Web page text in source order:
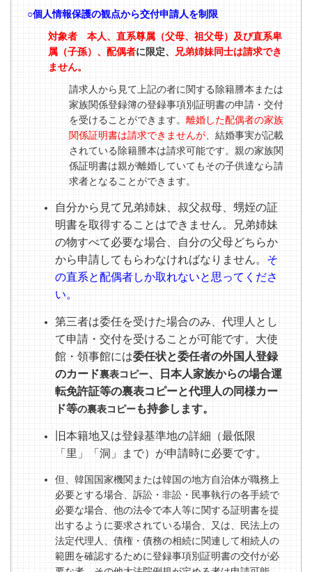
○個人情報保護の観点から交付申請人を制限
対象者 本人、直系尊属（父母、祖父母）及び直系卑
属（子孫）、配偶者に限定、
兄弟姉妹同士は請求でき
ません。
請求人から見て上記の者に関する除籍謄本または
家族関係登録簿の登録事項別証明書の申請・交付
を受けることができます。 離婚した配偶者の家族
関係証明書は請求できませんが、 結婚事実が記載
されている除籍謄本は請求可能です。親の家族関
係証明書は親が離婚していてもその子供達なら請
求者となることができます。
自分から見て兄弟姉妹、叔父叔母、甥姪の証
明書を取得することはできません。兄弟姉妹
の物すべて必要な場合、自分の父母どちらか
から申請してもらわなければなりません。 そ
の直系と配偶者しか取れないと思ってくださ
い。
第三者は委任を受けた場合のみ、代理人とし
て申請・交付を受けることが可能です。大使
館・領事館には委任状と委任者の外国人登録
のカード裏表コピー、日本人家族からの場合運
転免許証等の裏表コピーと代理人の同様カー
ド等の裏表コピーも持参します。
旧本籍地又は登録基準地の詳細（最低限
「里」「洞」まで）が申請時に必要です。
但、韓国国家機関または韓国の地方自治体が職務上
必要とする場合、訴訟・非訟・民事執行の各手続で
必要な場合、他の法令で本人等に関する証明書を提
出するように要求されている場合、又は、民法上の
法定代理人、債権・債務の相続に関連して相続人の
範囲を確認するために登録事項別証明書の交付が必